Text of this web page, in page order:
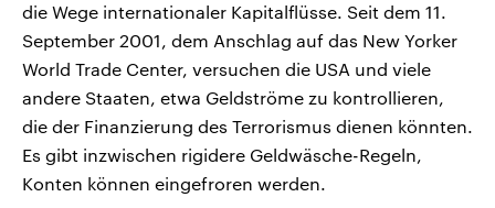
die Wege internationaler Kapitalflüsse. Seit dem 11.
September 2001, dem Anschlag auf das New Yorker
World Trade Center, versuchen die USA und viele
andere Staaten, etwa Geldströme zu kontrollieren,
die der Finanzierung des Terrorismus dienen könnten.
Es gibt inzwischen rigidere Geldwäsche-Regeln,
Konten können eingefroren werden.